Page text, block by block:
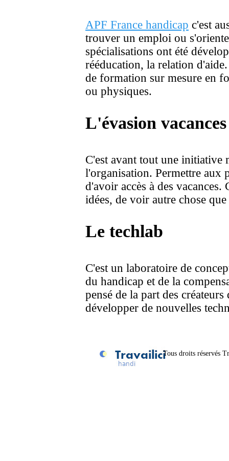
APF France handicap c'est
trouver un emploi ou
spécialisations ont été
rééducation, la relation
de formation sur mesure en
ou physiques.
L'évasion vacances
C'est avant tout une initiative
l'organisation. Permettre aux
d'avoir accès à des
idées, de voir autre chose
Le techlab
C'est un laboratoire de
du handicap et de la
pensé de la part des
développer de nouvelles
Tous droits réservés